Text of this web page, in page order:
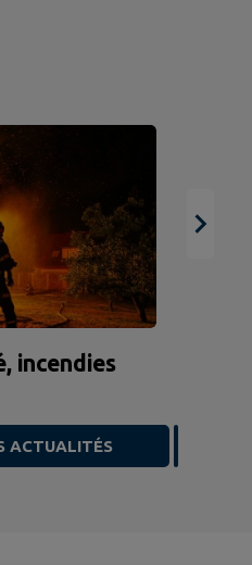
incendies
ACTUALITÉS